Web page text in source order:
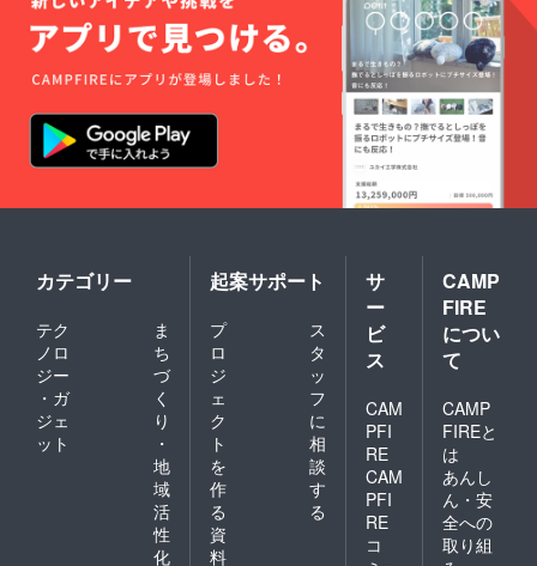
カテゴリー
テク
ノロ
ジー
・ガ
ジェ
ット
ま
ち
づ
く
り
・
地
域
活
性
化
起案サポート
プ
ロ
ジ
ェ
ク
ト
を
作
る
ス
タ
ッ
フ
に
相
談
す
る
資
料
サ
ー
ビ
ス
CAM
PFI
RE
CAM
PFI
RE
コ
CAMP
FIRE
につい
て
CAMP
FIREと
は
あんし
ん・安
全への
取り組